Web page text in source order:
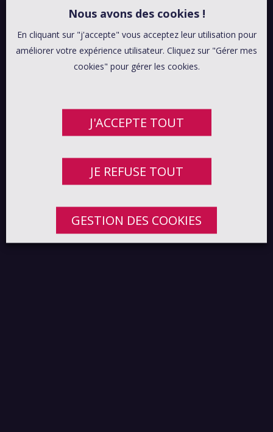
Nous avons des cookies !
En cliquant sur "j'accepte" vous acceptez leur utilisation pour
améliorer votre expérience utilisateur. Cliquez sur "Gérer mes
cookies" pour gérer les cookies.
J'ACCEPTE TOUT
JE REFUSE TOUT
GESTION DES COOKIES